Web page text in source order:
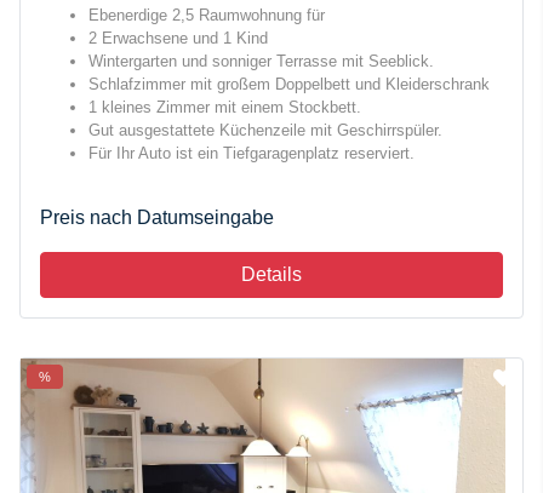
Ebenerdige 2,5 Raumwohnung für
2 Erwachsene und 1 Kind
Wintergarten und sonniger Terrasse mit Seeblick.
Schlafzimmer mit großem Doppelbett und Kleiderschrank
1 kleines Zimmer mit einem Stockbett.
Gut ausgestattete Küchenzeile mit Geschirrspüler.
Für Ihr Auto ist ein Tiefgaragenplatz reserviert.
Preis nach Datumseingabe
Details
%